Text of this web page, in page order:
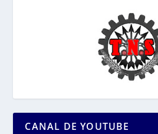
CANAL DE YOUTUBE